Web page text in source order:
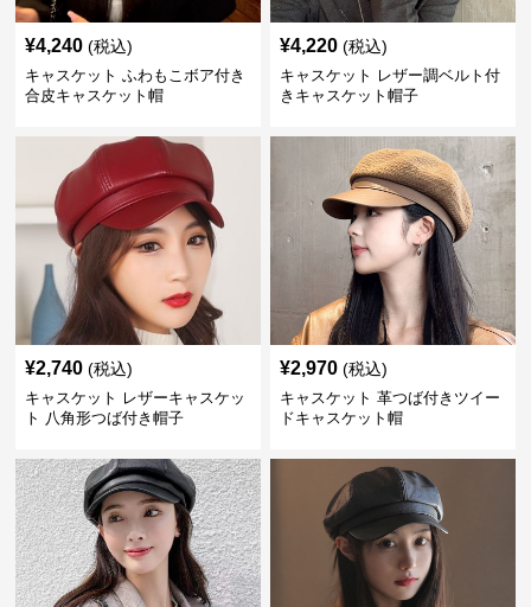
¥4,240 (税込)
キャスケット ふわもこボア付き
合皮キャスケット帽
¥4,220 (税込)
キャスケット レザー調ベルト付
きキャスケット帽子
¥2,740 (税込)
キャスケット レザーキャスケッ
ト 八角形つば付き帽子
¥2,970 (税込)
キャスケット 革つば付きツイー
ドキャスケット帽